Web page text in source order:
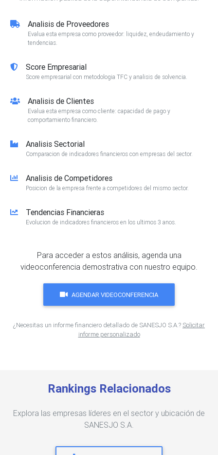
Analisis de Proveedores
Evalua esta empresa como proveedor: liquidez, endeudamiento y
tendencias.
Score Empresarial
Score empresarial con metodologia TFC y analisis de solvencia.
Analisis de Clientes
Evalua esta empresa como cliente: capacidad de pago y
comportamiento financiero.
Analisis Sectorial
Comparacion de indicadores financieros con empresas del sector.
Analisis de Competidores
Posicion de la empresa frente a competidores del mismo sector.
Tendencias Financieras
Evolucion de indicadores financieros en los ultimos 3 anos.
Para acceder a estos análisis, agenda una
videoconferencia demostrativa con nuestro equipo.
AGENDAR VIDEOCONFERENCIA
¿Necesitas un informe financiero detallado de SANESJO S.A.? Solicitar
informe personalizado
Rankings Relacionados
Explora las empresas líderes en el sector y ubicación de
SANESJO S.A.